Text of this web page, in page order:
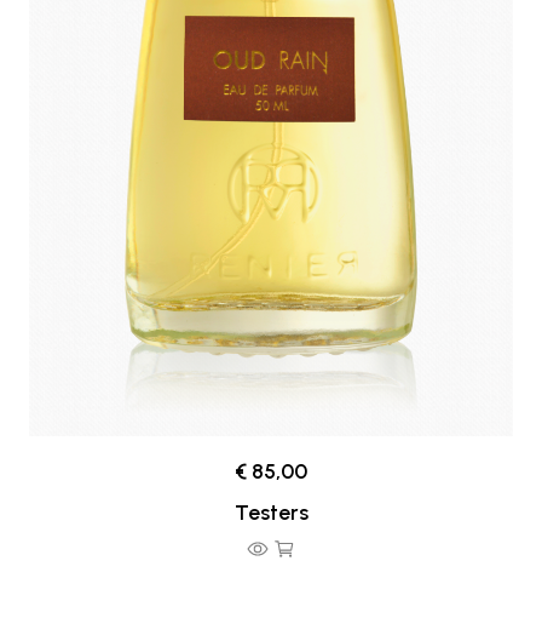
€ 85,00
Testers